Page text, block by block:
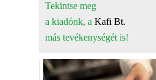
Tekintse meg
a kiadónk, a Kafi Bt.
más tevékenységét is!